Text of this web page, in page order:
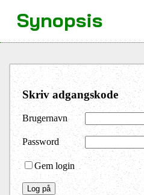
Skriv adgangskode
Brugernavn
Password
Gem login
Synopsis